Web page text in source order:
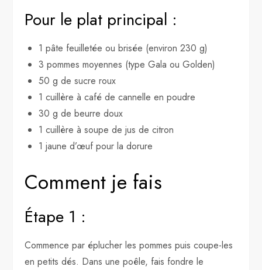
Pour le plat principal :
1 pâte feuilletée ou brisée (environ 230 g)
3 pommes moyennes (type Gala ou Golden)
50 g de sucre roux
1 cuillère à café de cannelle en poudre
30 g de beurre doux
1 cuillère à soupe de jus de citron
1 jaune d’œuf pour la dorure
Comment je fais
Étape 1 :
Commence par éplucher les pommes puis coupe-les
en petits dés. Dans une poêle, fais fondre le